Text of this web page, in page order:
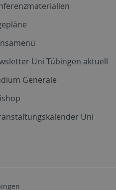
Uni Tübingen aktuell
Generale
Uni